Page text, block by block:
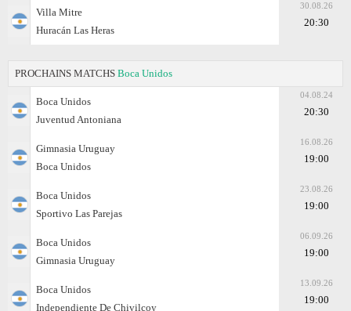
Villa Mitre
Huracán Las Heras
30.08.26
20:30
PROCHAINS MATCHS Boca Unidos
Boca Unidos
Juventud Antoniana
04.08.24
20:30
Gimnasia Uruguay
Boca Unidos
16.08.26
19:00
Boca Unidos
Sportivo Las Parejas
23.08.26
19:00
Boca Unidos
Gimnasia Uruguay
06.09.26
19:00
Boca Unidos
Independiente De Chivilcoy
13.09.26
19:00